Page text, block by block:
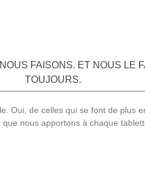
FAISONS. ET NOUS LE
TOUJOURS.
Oui, de celles qui se font de plus
que nous apportons à chaque